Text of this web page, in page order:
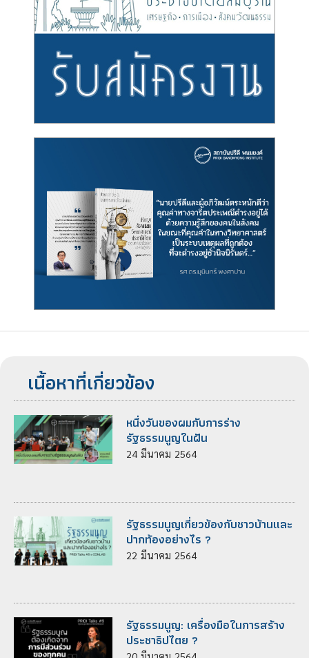
เนื้อหาที่เกี่ยวข้อง
หนึ่งวันของผมกับการร่าง
รัฐธรรมนูญในฝัน
24 มีนาคม 2564
รัฐธรรมนูญเกี่ยวข้องกับชาวบ้านและ
ปากท้องอย่างไร ?
22 มีนาคม 2564
รัฐธรรมนูญ: เครื่องมือในการสร้าง
ประชาธิปไตย ?